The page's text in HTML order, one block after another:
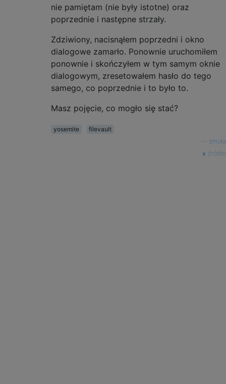
nie pamiętam (nie były istotne) oraz
poprzednie i następne strzały.
Zdziwiony, nacisnąłem poprzedni i okno
dialogowe zamarło. Ponownie uruchomiłem
ponownie i skończyłem w tym samym oknie
dialogowym, zresetowałem hasło do tego
samego, co poprzednie i to było to.
Masz pojęcie, co mogło się stać?
yosemite
filevault
smoła
źródło